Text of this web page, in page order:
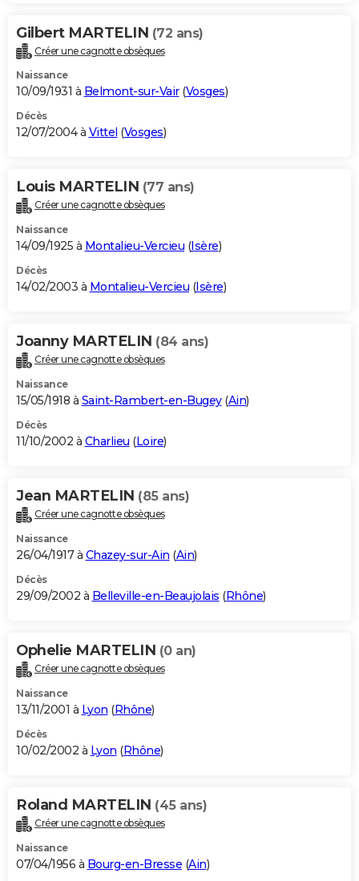
Gilbert MARTELIN (72 ans)
Créer une cagnotte obsèques
Naissance
10/09/1931 à Belmont-sur-Vair(Vosges)
Décès
12/07/2004 à Vittel (Vosges)
Louis MARTELIN (77 ans)
Créer une cagnotte obsèques
Naissance
14/09/1925 à Montalieu-Vercieu (Isère)
Décès
14/02/2003 à Montalieu-Vercieu (Isère)
Joanny MARTELIN (84 ans)
Créer une cagnotte obsèques
Naissance
15/05/1918 à Saint-Rambert-en-Bugey(Ain)
Décès
11/10/2002 à Charlieu (Loire)
Jean MARTELIN (85 ans)
Créer une cagnotte obsèques
Naissance
26/04/1917 à Chazey-sur-Ain (Ain)
Décès
29/09/2002 à Belleville-en-Beaujolais (Rhône)
Ophelie MARTELIN (0 an)
Créer une cagnotte obsèques
Naissance
13/11/2001 à Lyon (Rhône)
Décès
10/02/2002 à Lyon (Rhône)
Roland MARTELIN (45 ans)
Créer une cagnotte obsèques
Naissance
07/04/1956 à Bourg-en-Bresse (Ain)